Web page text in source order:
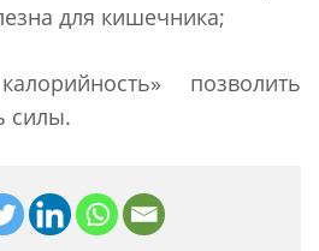
для кишечника;
позволить
силы.